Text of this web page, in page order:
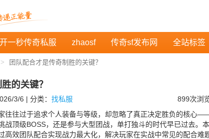
一秒传奇私服 zhaosf 传奇sf发布网 全站标签
团队配合才是传奇制胜的关键？
的关键？
3/6 | 分类： 找私服 899次浏
往往过于追求个人装备与等级，却忽略了真正决定胜负的核心
战顶级BOSS，还是参与大型团战，单打独斗的时代早已过去。
高效团队配合实现战力最大化，解决玩家在实战中常见的配合难题